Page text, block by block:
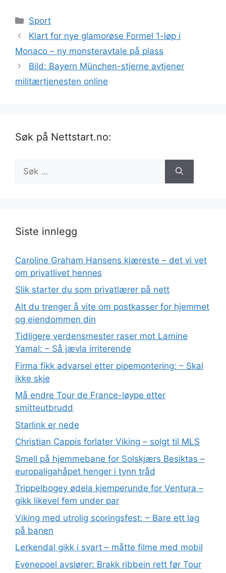
Kategorier
Sport
Klart for nye glamorøse Formel 1-løp i
Monaco – ny monsteravtale på plass
Bild: Bayern München-stjerne avtjener
militærtjenesten online
Søk på Nettstart.no:
etter:
Siste innlegg
Caroline Graham Hansens kjæreste – det vi vet
om privatlivet hennes
Slik starter du som privatlærer på nett
Alt du trenger å vite om postkasser for hjemmet
og eiendommen din
Tidligere verdensmester raser mot Lamine
Yamal: – Så jævla irriterende
Firma fikk advarsel etter pipemontering: – Skal
ikke skje
Må endre Tour de France-løype etter
smitteutbrudd
Starlink er nede
Christian Cappis forlater Viking – solgt til MLS
Smell på hjemmebane for Solskjærs Besiktas –
europaligahåpet henger i tynn tråd
Trippelbogey ødela kjemperunde for Ventura –
gikk likevel fem under par
Viking med utrolig scoringsfest: – Bare ett lag
på banen
Lerkendal gikk i svart – måtte filme med mobil
Evenepoel avslører: Brakk ribbein rett før Tour